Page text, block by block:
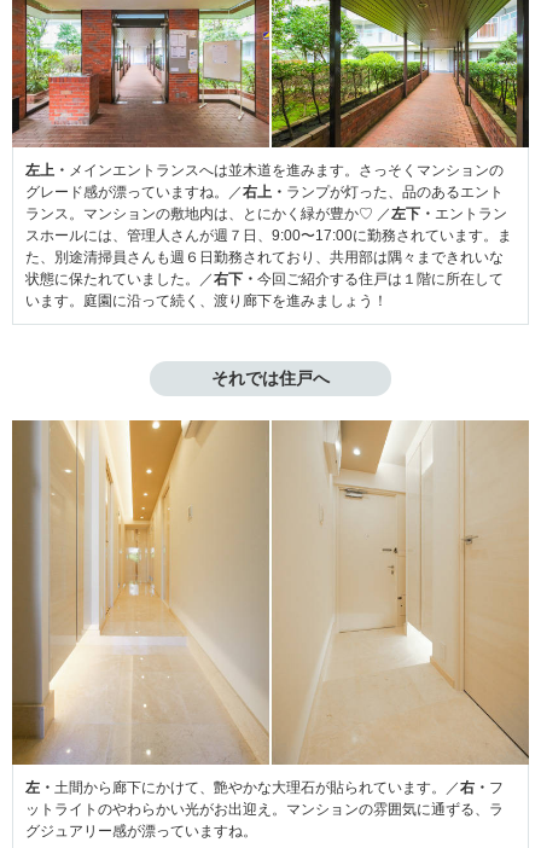
左上・ メインエントランスへは並木道を進みます。さっそくマンションの
グレード感が漂っていますね。／右上・ ランプが灯った、品のあるエント
ランス。マンションの敷地内は、とにかく緑が豊か♡ ／左下・ エントラン
スホールには、管理人さんが週７ 日、9:00〜17:00に勤務されています。ま
た、別途清掃員さんも週６日勤務されており、共用部は隅々まできれいな
状態に保たれていました。／右下・ 今回ご紹介する住戸は１階に所在して
います。庭園に沿って続く、渡り廊下を進みましょう！
それでは住戸へ
左・ 土間から廊下にかけて、艶やかな大理石が貼られています。／右・ フ
ットライトのやわらかい光がお出迎え。マンションの雰囲気に通ずる、ラ
グジュアリー感が漂っていますね。